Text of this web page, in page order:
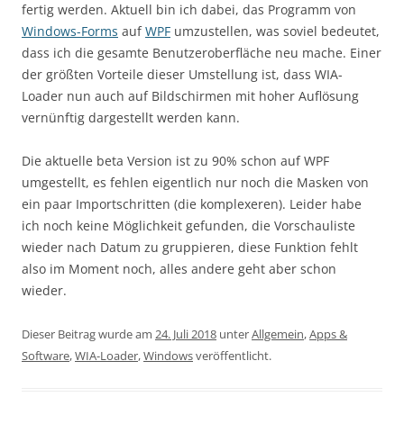
fertig werden. Aktuell bin ich dabei, das Programm von
Windows-Forms aufWPF umzustellen, was soviel bedeutet,
dass ich die gesamte Benutzeroberfläche neu mache. Einer
der größten Vorteile dieser Umstellung ist, dass WIA-
Loader nun auch auf Bildschirmen mit hoher Auflösung
vernünftig dargestellt werden kann.
Die aktuelle beta Version ist zu 90% schon auf WPF
umgestellt, es fehlen eigentlich nur noch die Masken von
ein paar Importschritten (die komplexeren). Leider habe
ich noch keine Möglichkeit gefunden, die Vorschauliste
wieder nach Datum zu gruppieren, diese Funktion fehlt
also im Moment noch, alles andere geht aber schon
wieder.
Dieser Beitrag wurde am 24. Juli 2018 unterAllgemein,Apps &
Software,WIA-Loader,Windowsveröffentlicht.